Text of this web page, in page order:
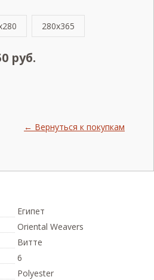
280x365
руб.
← Вернуться к покупкам
Египет
Oriental Weavers
Витте
6
Polyester